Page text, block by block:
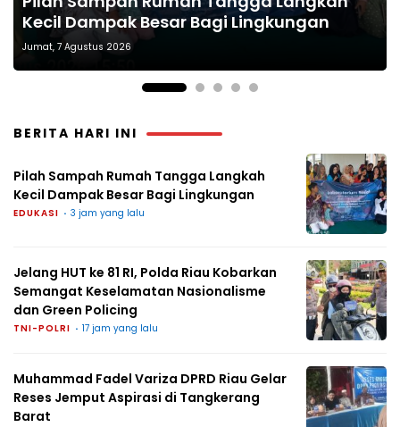
Kecil Dampak Besar Bagi Lingkungan
dan Green Policing
Kamis, 6 Agustus 2026
Barat
Program Pokok PKK 2026 di Buay Bahuga
Didik Kurnianto dan Ramadhona
BERITA HARI INI
Pilah Sampah Rumah Tangga Langkah
Kecil Dampak Besar Bagi Lingkungan
EDUKASI 3 jam yang lalu
Jelang HUT ke 81 RI, Polda Riau Kobarkan
Semangat Keselamatan Nasionalisme
dan Green Policing
TNI-POLRI 17 jam yang lalu
Muhammad Fadel Variza DPRD Riau Gelar
Reses Jemput Aspirasi di Tangkerang
Barat